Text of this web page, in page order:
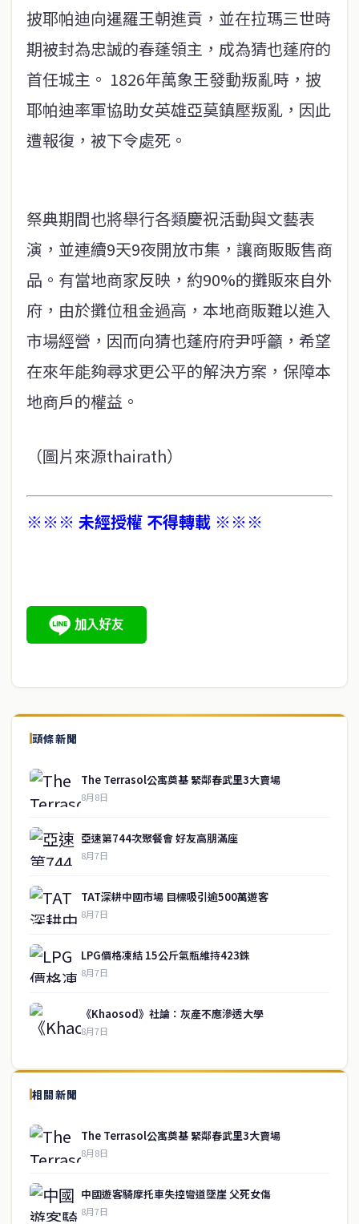
披耶帕迪向暹羅王朝進貢，並在拉瑪三世時
期被封為忠誠的春蓬領主，成為猜也蓬府的
首任城主。 1826年萬象王發動叛亂時，披
耶帕迪率軍協助女英雄亞莫鎮壓叛亂，因此
遭報復，被下令處死。
祭典期間也將舉行各類慶祝活動與文藝表
演，並連續9天9夜開放市集，讓商販販售商
品。有當地商家反映，約90%的攤販來自外
府，由於攤位租金過高，本地商販難以進入
市場經營，因而向猜也蓬府府尹呼籲，希望
在來年能夠尋求更公平的解決方案，保障本
地商戶的權益。
（圖片來源thairath）
※※※ 未經授權 不得轉載 ※※※
頭條新聞
The Terrasol公寓奠基 緊鄰春武里3大賣場
8月8日
亞速第744次聚餐會 好友高朋滿座
8月7日
TAT深耕中國市場 目標吸引逾500萬遊客
8月7日
LPG價格凍結 15公斤氣瓶維持423銖
8月7日
《Khaosod》社論：灰產不應滲透大學
8月7日
相關新聞
The Terrasol公寓奠基 緊鄰春武里3大賣場
8月8日
中國遊客騎摩托車失控彎道墜崖 父死女傷
8月7日
泰國中文新聞（TCN）是一家總部設於曼谷的中文新聞媒體，致力於
報導泰國當地政治、經濟、華人社群與社會時事，為在泰華人讀者提
供即時、客觀、多元的中文新聞內容。
service@thaichinesenews.com ↑ 回到頂端